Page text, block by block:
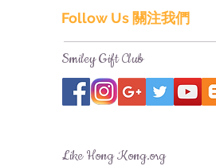
Follow Us 關注我們
Smiley Gift Club
Like Hong Kong.org